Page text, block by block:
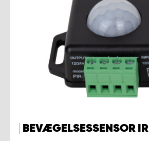
BEVÆGELSESSENSOR IR